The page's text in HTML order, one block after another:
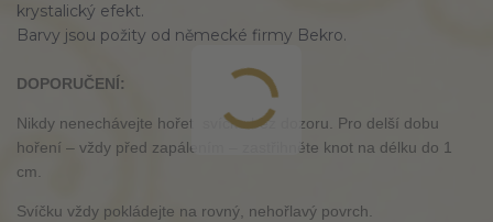
krystalický efekt.
Barvy jsou požity od německé firmy Bekro.
DOPORUČENÍ:
Nikdy nenechávejte hořet svíčku bez dozoru. Pro delší dobu
hoření – vždy před zapálením – zastřihněte knot na délku do 1
cm.
Svíčku vždy pokládejte na rovný, nehořlavý povrch.